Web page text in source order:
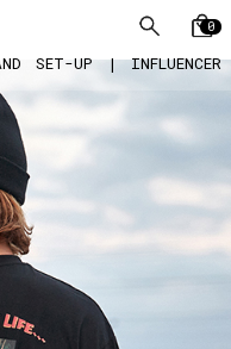
0
SET-UP | INFLUENCER